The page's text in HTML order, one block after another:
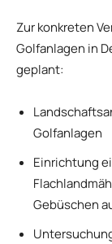
Zur konkreten
Golfanlagen in
geplant:
Golfanlagen
Einrichtung
Gebüschen